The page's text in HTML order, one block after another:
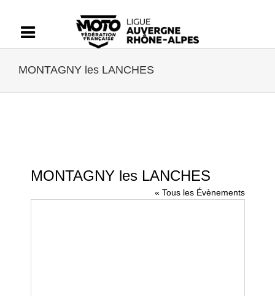
contenu
MONTAGNY les LANCHES
MONTAGNY les LANCHES
« Tous les Évènements